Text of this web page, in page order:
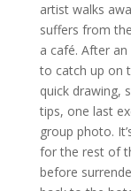
artist walks
suffers from
a café. After
to catch up on
quick drawing,
tips, one last
group photo.
for the rest of
before